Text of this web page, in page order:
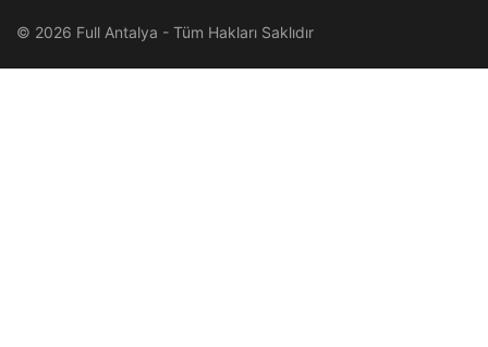
© 2026 Full Antalya - Tüm Hakları Saklıdır